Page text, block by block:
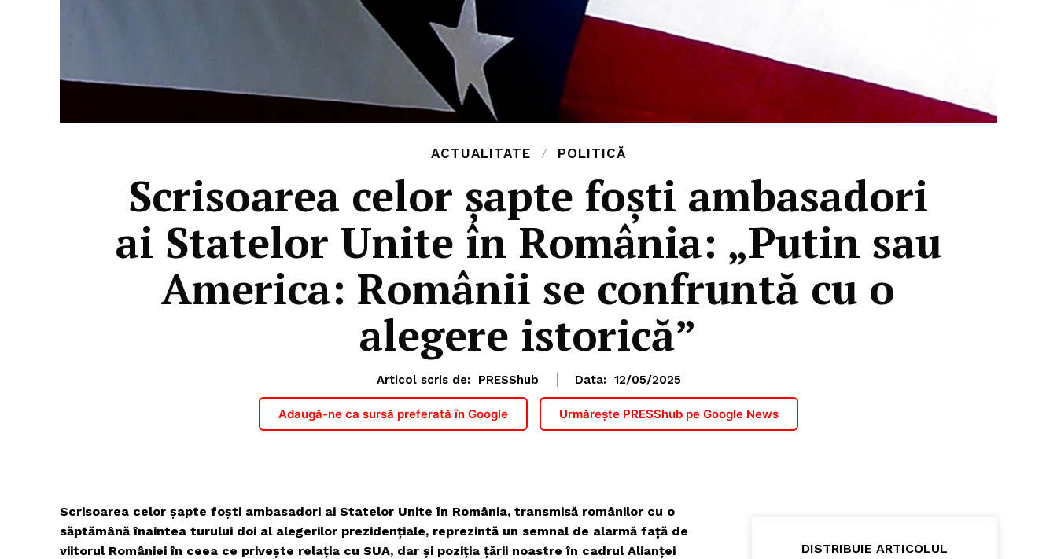
ACTUALITATE POLITICĂ
Scrisoarea celor șapte foști ambasadori
ai Statelor Unite în România: „Putin sau
America: Românii se confruntă cu o
alegere istorică”
Articol scris de: PRESShub Data: 12/05/2025
Adaugă-ne ca sursă preferată în Google Urmărește PRESShub pe Google News
Scrisoarea celor șapte foști ambasadori ai Statelor Unite în România, transmisă românilor cu o
săptămână înaintea turului doi al alegerilor prezidențiale, reprezintă un semnal de alarmă față de
viitorul României în ceea ce privește relația cu SUA, dar și poziția țării noastre în cadrul Alianței
DISTRIBUIE ARTICOLUL